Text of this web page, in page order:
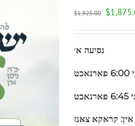
$1,925.00 $
פארנאכט
אין: קראקא צאנז